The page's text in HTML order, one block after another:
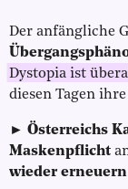
Der anfängliche
Dystopia ist
diesen Tagen
► Österreichs
Maskenpflicht
wieder erneuern